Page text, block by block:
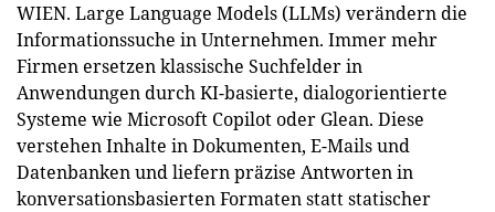
WIEN. Large Language Models (LLMs) verändern die
Informationssuche in Unternehmen. Immer mehr
Firmen ersetzen klassische Suchfelder in
Anwendungen durch KI-basierte, dialogorientierte
Systeme wie Microsoft Copilot oder Glean. Diese
verstehen Inhalte in Dokumenten, E-Mails und
Datenbanken und liefern präzise Antworten in
konversationsbasierten Formaten statt statischer